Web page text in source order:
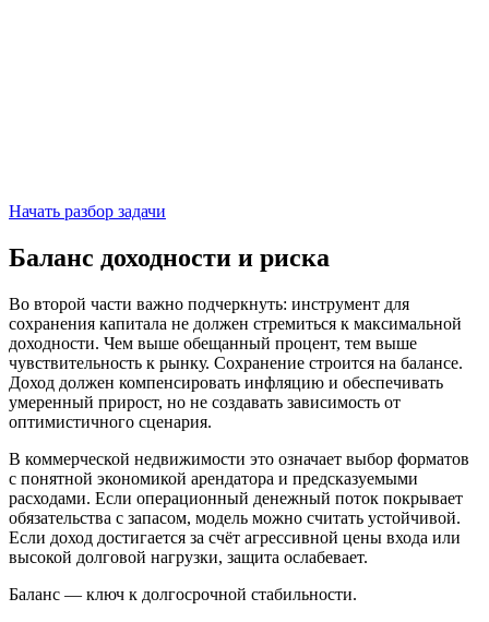
Начать разбор задачи
Баланс доходности и риска
Во второй части важно подчеркнуть: инструмент для
сохранения капитала не должен стремиться к максимальной
доходности. Чем выше обещанный процент, тем выше
чувствительность к рынку. Сохранение строится на балансе.
Доход должен компенсировать инфляцию и обеспечивать
умеренный прирост, но не создавать зависимость от
оптимистичного сценария.
В коммерческой недвижимости это означает выбор форматов
с понятной экономикой арендатора и предсказуемыми
расходами. Если операционный денежный поток покрывает
обязательства с запасом, модель можно считать устойчивой.
Если доход достигается за счёт агрессивной цены входа или
высокой долговой нагрузки, защита ослабевает.
Баланс — ключ к долгосрочной стабильности.